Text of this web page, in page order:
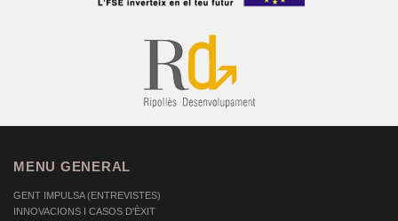
MENU GENERAL
GENT IMPULSA (ENTREVISTES)
INNOVACIONS I CASOS D'ÈXIT